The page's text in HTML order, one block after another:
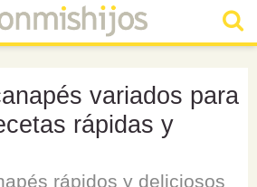
variados para
rápidas y
rápidos y deliciosos